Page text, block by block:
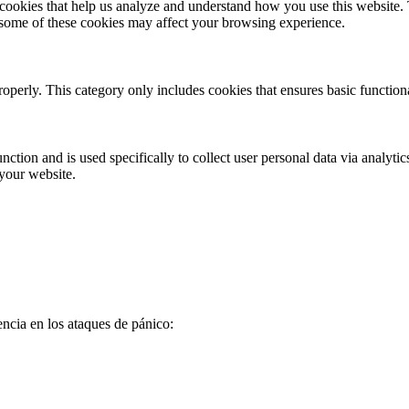
that help us analyze and understand how you use this
of these cookies may affect your browsing experience.
This category only includes cookies that ensures basic
and is used specifically to collect user personal data via
website.
en los ataques de pánico: